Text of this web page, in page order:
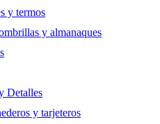
y termos
y almanaques
Detalles
y tarjeteros